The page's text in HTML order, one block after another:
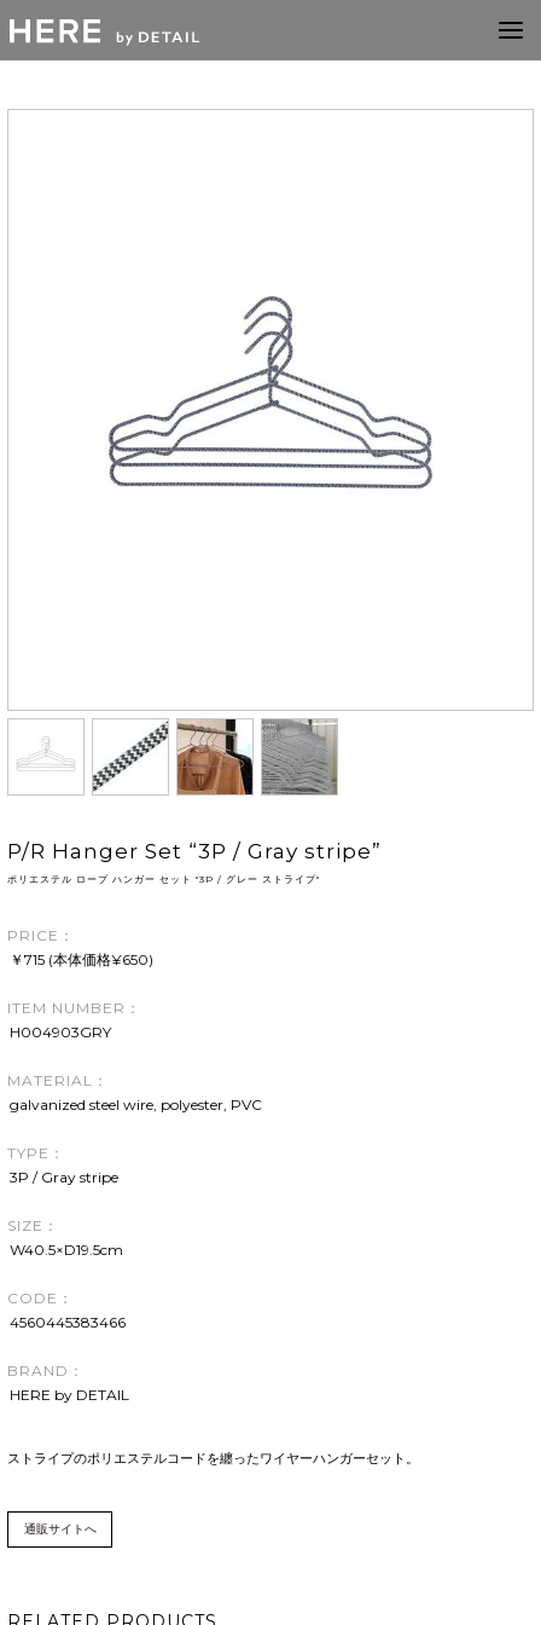
P/R Hanger Set “3P / Gray stripe”
ポリエステル ロープ ハンガー セット "3P / グレー ストライプ"
PRICE：
￥715 (本体価格¥650)
ITEM NUMBER：
H004903GRY
MATERIAL：
galvanized steel wire, polyester, PVC
TYPE：
3P / Gray stripe
SIZE：
W40.5×D19.5cm
CODE：
4560445383466
BRAND：
HERE by DETAIL
ストライプのポリエステルコードを纏ったワイヤーハンガーセット。
通販サイトへ